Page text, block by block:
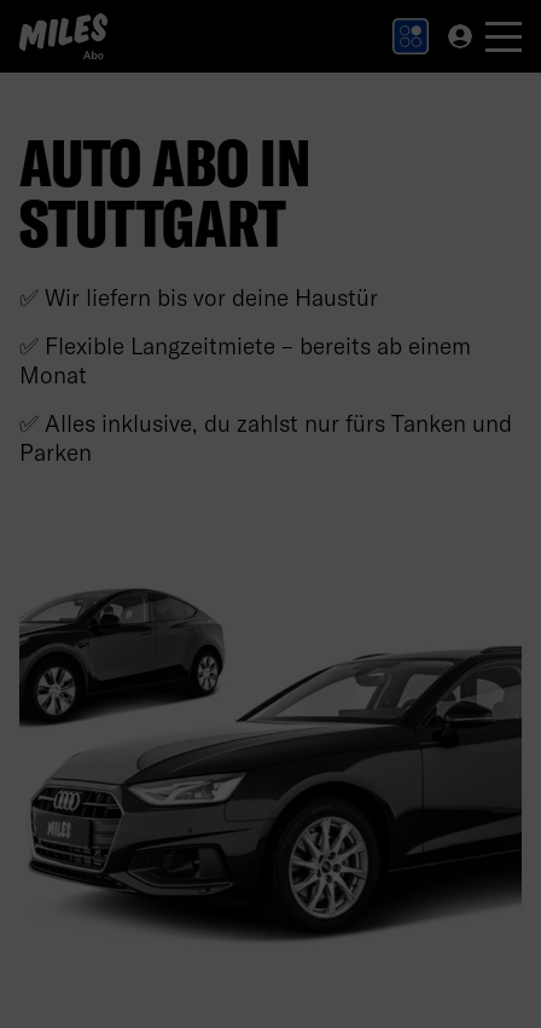
MILES Abo Logo. Zur Startseite.
AUTO ABO IN
STUTTGART
✅ Wir liefern bis vor deine Haustür
✅ Flexible Langzeitmiete – bereits ab einem
Monat
✅ Alles inklusive, du zahlst nur fürs Tanken und
Parken